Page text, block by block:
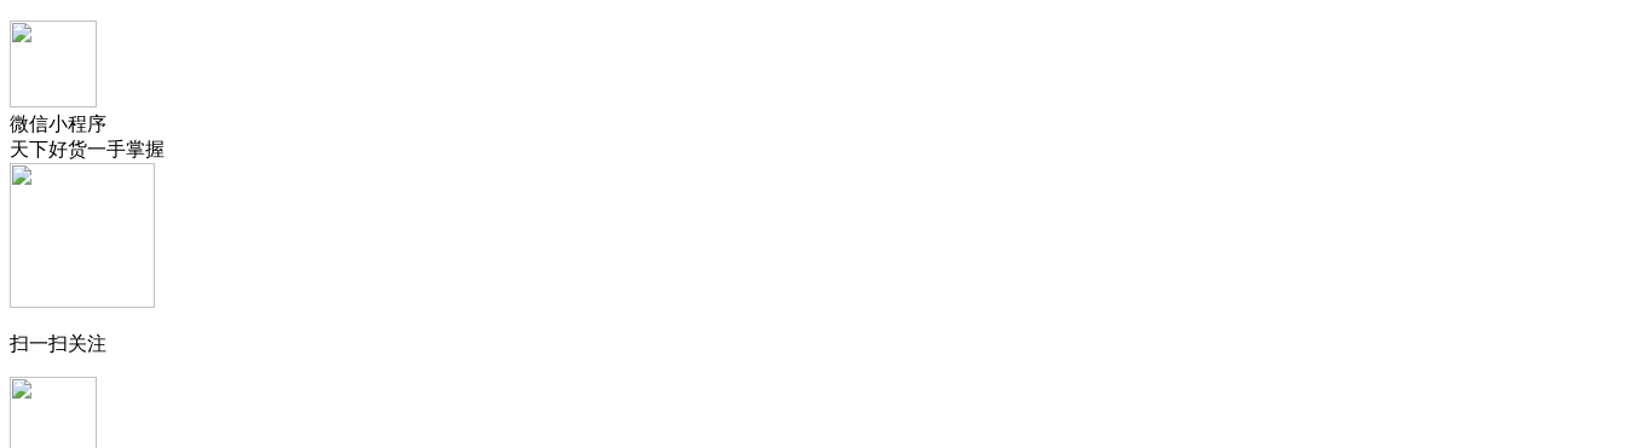
微信小程序
天下好货一手掌握
扫一扫关注